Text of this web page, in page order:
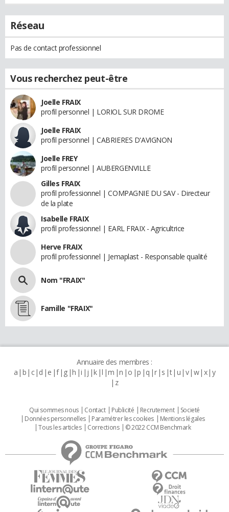
Réseau
Pas de contact professionnel
Vous recherchez peut-être
Joelle FRAIX
profil personnel | LORIOL SUR DROME
Joelle FRAIX
profil personnel | CABRIERES D'AVIGNON
Joelle FREY
profil personnel | AUBERGENVILLE
Gilles FRAIX
profil professionnel | COMPAGNIE DU SAV - Directeur
de la plate
Isabelle FRAIX
profil professionnel | EARL FRAIX - Agricultrice
Herve FRAIX
profil professionnel | Jemaplast - Responsable qualité
Nom "FRAIX"
Famille "FRAIX"
Annuaire des membres :
a b c d e f g h i j k l m n o p q r s t u v w x y
z
Qui sommes nous Contact Publicité Recrutement
Societé
Données personnelles
Paramétrer les cookies
Mentions légales
Tous les articles
Corrections © 2022 CCM Benchmark